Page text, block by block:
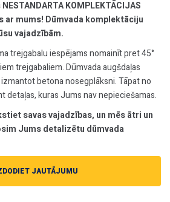
KOMPLEKTĀCIJAS
ar mums! Dūmvada komplektāciju
vajadzībām.
trejgabalu iespējams nomainīt pret 45°
trejgabaliem. Dūmvada augšdaļas
betona nosegplāksni. Tāpat no
detaļas, kuras Jums nav nepieciešamas.
savas vajadzības, un mēs ātri un
Jums detalizētu dūmvada
JAUTĀJUMU